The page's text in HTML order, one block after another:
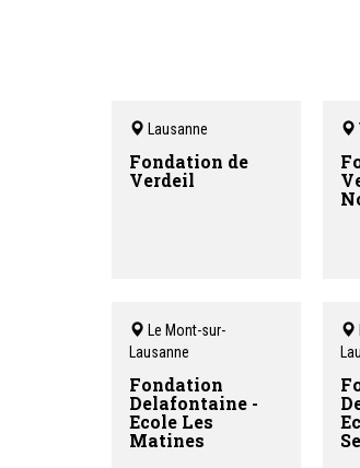
Lausanne
Fondation de
Verdeil
Le Mont-sur-
Lausanne
Fondation
Delafontaine -
Ecole Les
Matines